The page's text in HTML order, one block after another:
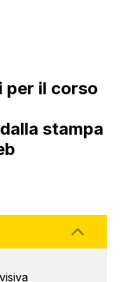
per il corso
stampa
visiva